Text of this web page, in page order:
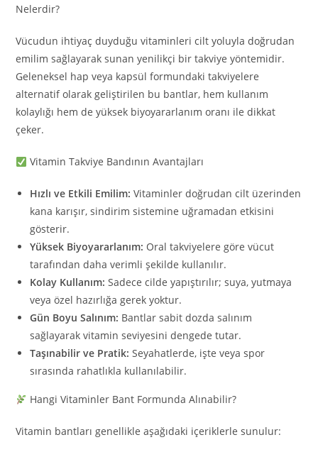
Nelerdir?
Vücudun ihtiyaç duyduğu vitaminleri cilt yoluyla doğrudan
emilim sağlayarak sunan yenilikçi bir takviye yöntemidir.
Geleneksel hap veya kapsül formundaki takviyelere
alternatif olarak geliştirilen bu bantlar, hem kullanım
kolaylığı hem de yüksek biyoyararlanım oranı ile dikkat
çeker.
Vitamin Takviye Bandının Avantajları
Hızlı ve Etkili Emilim: Vitaminler doğrudan cilt üzerinden
kana karışır, sindirim sistemine uğramadan etkisini
gösterir.
Yüksek Biyoyararlanım: Oral takviyelere göre vücut
tarafından daha verimli şekilde kullanılır.
Kolay Kullanım: Sadece cilde yapıştırılır; suya, yutmaya
veya özel hazırlığa gerek yoktur.
Gün Boyu Salınım: Bantlar sabit dozda salınım
sağlayarak vitamin seviyesini dengede tutar.
Taşınabilir ve Pratik: Seyahatlerde, işte veya spor
sırasında rahatlıkla kullanılabilir.
Hangi Vitaminler Bant Formunda Alınabilir?
Vitamin bantları genellikle aşağıdaki içeriklerle sunulur: